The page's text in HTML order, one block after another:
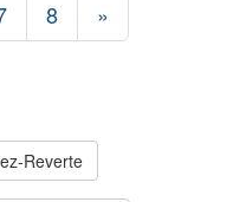
8 »
Reverte